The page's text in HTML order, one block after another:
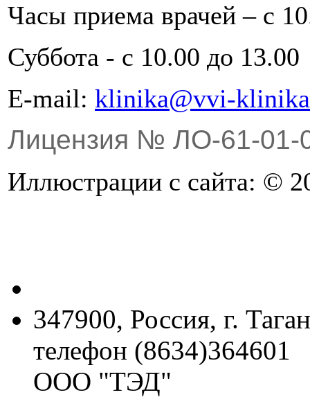
Часы приема врачей – с
Суббота - с 10.00 до 13.00
Е-mail: klinika@vvi-
Лицензия № ЛО-61-01-
Иллюстрации с сайта: ©
347900, Россия, г.
телефон (8634)364601
ООО "ТЭД"